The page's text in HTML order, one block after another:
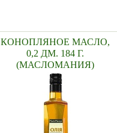
КОНОПЛЯНОЕ МАСЛО,
0,2 ДМ. 184 Г.
(МАСЛОМАНИЯ)